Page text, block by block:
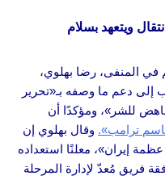
ويتعهد بسلام
في المنفى، رضا بهلوي،
إلى دعم ما وصفه بـ«تحرير
للشر»، ومؤكدًا أن
ترامب». وقال بهلوي إن
إيران»، معلنًا استعداده
فريق مُعدّ لإدارة المرحلة